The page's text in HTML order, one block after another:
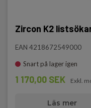
Zircon K2
EAN 4218672549000
Snart på lager igen
1 170,00 SEK Exkl.
Läs mer